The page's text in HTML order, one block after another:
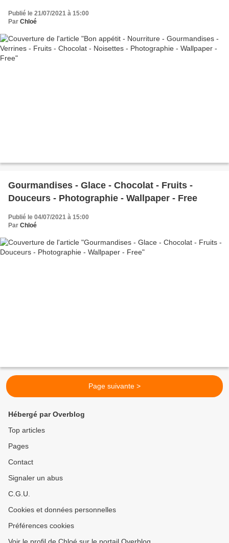
Publié le 21/07/2021 à 15:00
Par Chloé
Gourmandises - Glace - Chocolat - Fruits -
Douceurs - Photographie - Wallpaper - Free
Publié le 04/07/2021 à 15:00
Par Chloé
Page suivante >
Hébergé par Overblog
Top articles
Pages
Contact
Signaler un abus
C.G.U.
Cookies et données personnelles
Préférences cookies